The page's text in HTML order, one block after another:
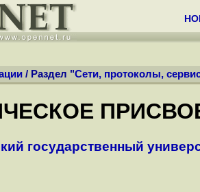
/ Раздел "Сети, протоколы,
государственный